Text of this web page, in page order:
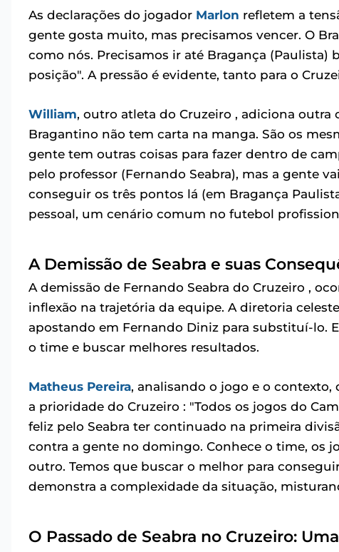
As declarações do jogador Marlon refletem a
gente gosta muito, mas precisamos vencer. O
como nós. Precisamos ir até Bragança
posição". A pressão é evidente, tanto para o
William, outro atleta do Cruzeiro , adiciona
Bragantino não tem carta na manga. São os
gente tem outras coisas para fazer dentro de
pelo professor (Fernando Seabra), mas a gente
conseguir os três pontos lá (em Bragança
pessoal, um cenário comum no futebol
A Demissão de Seabra e suas
A demissão de Fernando Seabra do Cruzeiro ,
inflexão na trajetória da equipe. A diretoria
apostando em Fernando Diniz para substituí-lo.
o time e buscar melhores resultados.
Matheus Pereira, analisando o jogo e o
a prioridade do Cruzeiro : "Todos os jogos do
feliz pelo Seabra ter continuado na primeira
contra a gente no domingo. Conhece o time, os
outro. Temos que buscar o melhor para
demonstra a complexidade da situação,
O Passado de Seabra no Cruzeiro: